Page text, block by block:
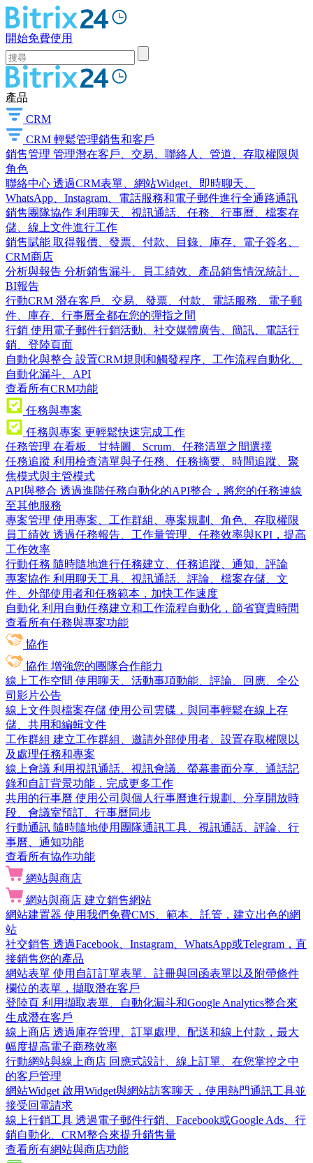
開始免費使用
產品
CRM
CRM 輕鬆管理銷售和客戶
銷售管理 管理潛在客戶、交易、聯絡人、管道、存取權限與
角色
聯絡中心 透過CRM表單、網站Widget、即時聊天、
WhatsApp、Instagram、電話服務和電子郵件進行全通路通訊
銷售團隊協作 利用聊天、視訊通話、任務、行事曆、檔案存
儲、線上文件進行工作
銷售賦能 取得報價、發票、付款、目錄、庫存、電子簽名、
CRM商店
分析與報告 分析銷售漏斗、員工績效、產品銷售情況統計、
BI報告
行動CRM 潛在客戶、交易、發票、付款、電話服務、電子郵
件、庫存、行事曆全都在您的彈指之間
行銷 使用電子郵件行銷活動、社交媒體廣告、簡訊、電話行
銷、登陸頁面
自動化與整合 設置CRM規則和觸發程序、工作流程自動化、
自動化漏斗、API
查看所有CRM功能
任務與專案
任務與專案 更輕鬆快速完成工作
任務管理 在看板、甘特圖、Scrum、任務清單之間選擇
任務追蹤 利用檢查清單與子任務、任務摘要、時間追蹤、聚
焦模式與主管模式
API與整合 透過進階任務自動化的API整合，將您的任務連線
至其他服務
專案管理 使用專案、工作群組、專案規劃、角色、存取權限
員工績效 透過任務報告、工作量管理、任務效率與KPI，提高
工作效率
行動任務 隨時隨地進行任務建立、任務追蹤、通知、評論
專案協作 利用聊天工具、視訊通話、評論、檔案存儲、文
件、外部使用者和任務範本，加快工作速度
自動化 利用自動任務建立和工作流程自動化，節省寶貴時間
查看所有任務與專案功能
協作
協作 增強您的團隊合作能力
線上工作空間 使用聊天、活動事項動能、評論、回應、全公
司影片公告
線上文件與檔案存儲 使用公司雲碟，與同事輕鬆在線上存
儲、共用和編輯文件
工作群組 建立工作群組、邀請外部使用者、設置存取權限以
及處理任務和專案
線上會議 利用視訊通話、視訊會議、螢幕畫面分享、通話記
錄和自訂背景功能，完成更多工作
共用的行事曆 使用公司與個人行事曆進行規劃、分享開放時
段、會議室預訂、行事曆同步
行動通訊 隨時隨地使用團隊通訊工具、視訊通話、評論、行
事曆、通知功能
查看所有協作功能
網站與商店
網站與商店 建立銷售網站
網站建置器 使用我們免費CMS、範本、託管，建立出色的網
站
社交銷售 透過Facebook、Instagram、WhatsApp或Telegram，直
接銷售您的產品
網站表單 使用自訂訂單表單、註冊與回函表單以及附帶條件
欄位的表單，擷取潛在客戶
登陸頁 利用擷取表單、自動化漏斗和Google Analytics整合來
生成潛在客戶
線上商店 透過庫存管理、訂單處理、配送和線上付款，最大
幅度提高電子商務效率
行動網站與線上商店 回應式設計、線上訂單、在您掌控之中
的客戶管理
網站Widget 啟用Widget與網站訪客聊天，使用熱門通訊工具並
接受回電請求
線上行銷工具 透過電子郵件行銷、Facebook或Google Ads、行
銷自動化、CRM整合來提升銷售量
查看所有網站與商店功能